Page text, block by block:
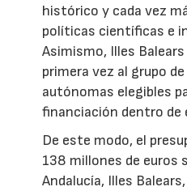
histórico y cada vez
políticas científicas e
Asimismo, Illes
primera vez al grupo
autónomas elegibles
financiación dentro
De este modo, el
138 millones de euros
Andalucía, Illes